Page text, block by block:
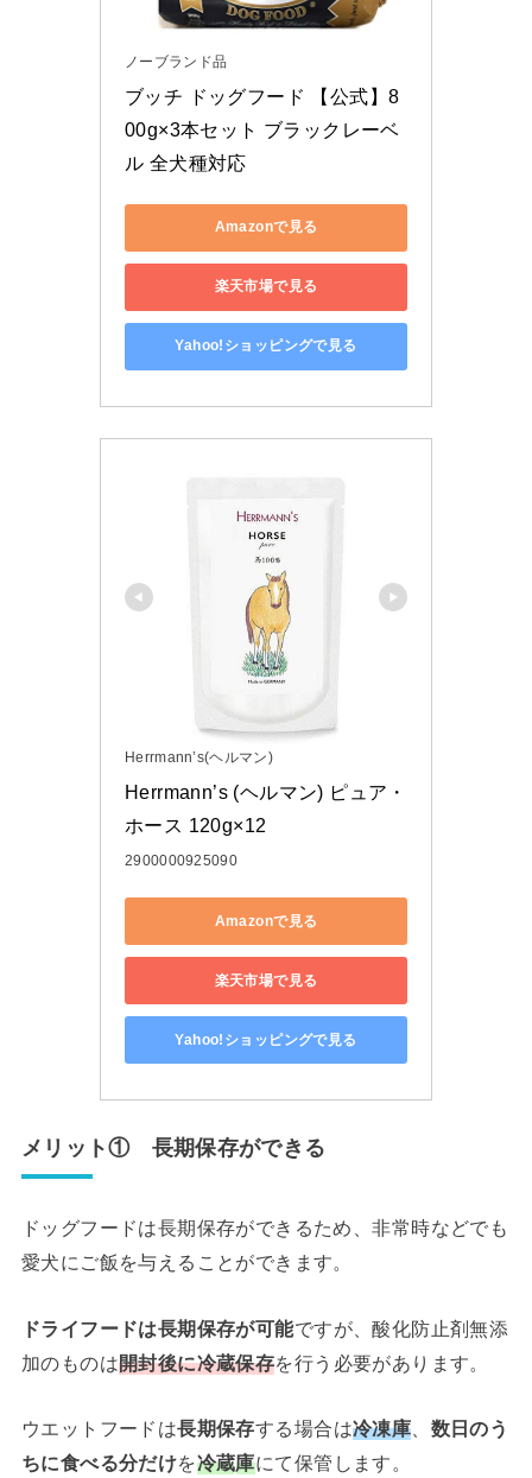
ノーブランド品
ブッチ ドッグフード 【公式】8
00g×3本セット ブラックレーベ
ル 全犬種対応
Amazonで見る
楽天市場で見る
Yahoo!ショッピングで見る
Herrmann’s(ヘルマン)
Herrmann’s (ヘルマン) ピュア・
ホース 120g×12
2900000925090
Amazonで見る
楽天市場で見る
Yahoo!ショッピングで見る
メリット① 長期保存ができる
ドッグフードは長期保存ができるため、非常時などでも
愛犬にご飯を与えることができます。
ドライフードは長期保存が可能ですが、酸化防止剤無添
加のものは開封後に冷蔵保存を行う必要があります。
ウエットフードは長期保存する場合は冷凍庫
数日のう
ちに食べる分だけを冷蔵庫にて保管します。